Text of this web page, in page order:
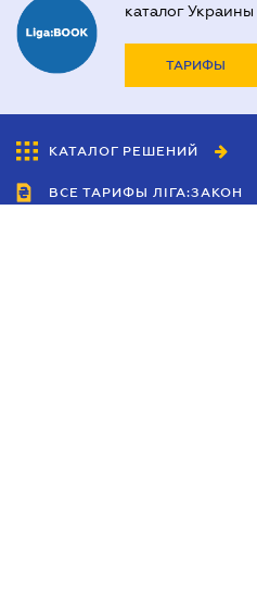
каталог Украины
ТАРИФЫ
КАТАЛОГ РЕШЕНИЙ
ВСЕ ТАРИФЫ ЛІГА:ЗАКОН